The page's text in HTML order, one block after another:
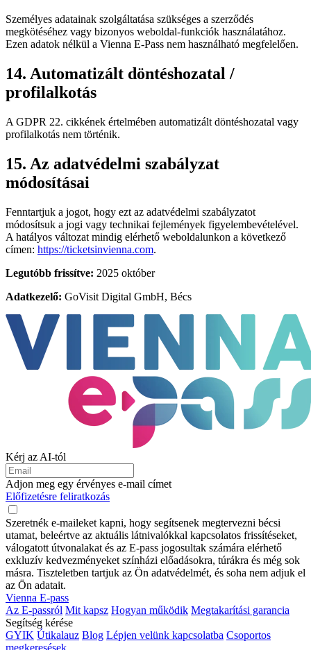
Személyes adatainak szolgáltatása szükséges a szerződés
megkötéséhez vagy bizonyos weboldal-funkciók használatához.
Ezen adatok nélkül a Vienna E-Pass nem használható megfelelően.
14. Automatizált döntéshozatal /
profilalkotás
A GDPR 22. cikkének értelmében automatizált döntéshozatal vagy
profilalkotás nem történik.
15. Az adatvédelmi szabályzat
módosításai
Fenntartjuk a jogot, hogy ezt az adatvédelmi szabályzatot
módosítsuk a jogi vagy technikai fejlemények figyelembevételével.
A hatályos változat mindig elérhető weboldalunkon a következő
címen: https://ticketsinvienna.com.
Legutóbb frissítve: 2025 október
Adatkezelő: GoVisit Digital GmbH, Bécs
Kérj az AI-tól
Adjon meg egy érvényes e-mail címet
Előfizetésre feliratkozás
Szeretnék e-maileket kapni, hogy segítsenek megtervezni bécsi
utamat, beleértve az aktuális látnivalókkal kapcsolatos frissítéseket,
válogatott útvonalakat és az E-pass jogosultak számára elérhető
exkluzív kedvezményeket színházi előadásokra, túrákra és még sok
másra. Tiszteletben tartjuk az Ön adatvédelmét, és soha nem adjuk el
az Ön adatait.
Vienna E-pass
Az E-passról Mit kapsz Hogyan működik Megtakarítási garancia
Segítség kérése
GYIK Útikalauz Blog Lépjen velünk kapcsolatba Csoportos
megkeresések